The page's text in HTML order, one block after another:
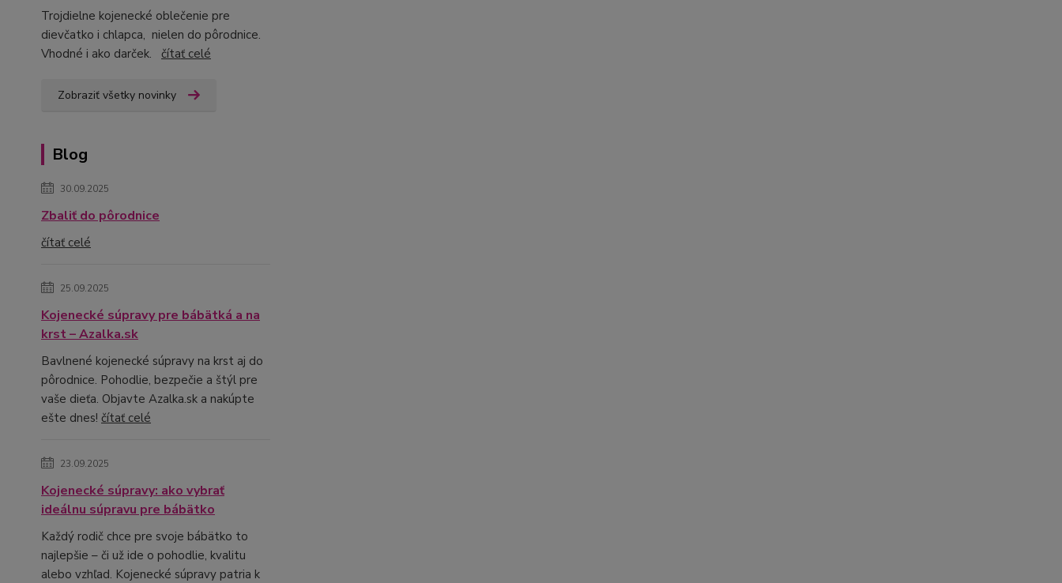
Trojdielne kojenecké oblečenie pre
dievčatko i chlapca, nielen do pôrodnice.
Vhodné i ako darček. čítať celé
Zobraziť všetky novinky
Blog
30.09.2025
Zbaliť do pôrodnice
čítať celé
25.09.2025
Kojenecké súpravy pre bábätká a na
krst – Azalka.sk
Bavlnené kojenecké súpravy na krst aj do
pôrodnice. Pohodlie, bezpečie a štýl pre
vaše dieťa. Objavte Azalka.sk a nakúpte
ešte dnes! čítať celé
23.09.2025
Kojenecké súpravy: ako vybrať
ideálnu súpravu pre bábätko
Každý rodič chce pre svoje bábätko to
najlepšie – či už ide o pohodlie, kvalitu
alebo vzhľad. Kojenecké súpravy patria k